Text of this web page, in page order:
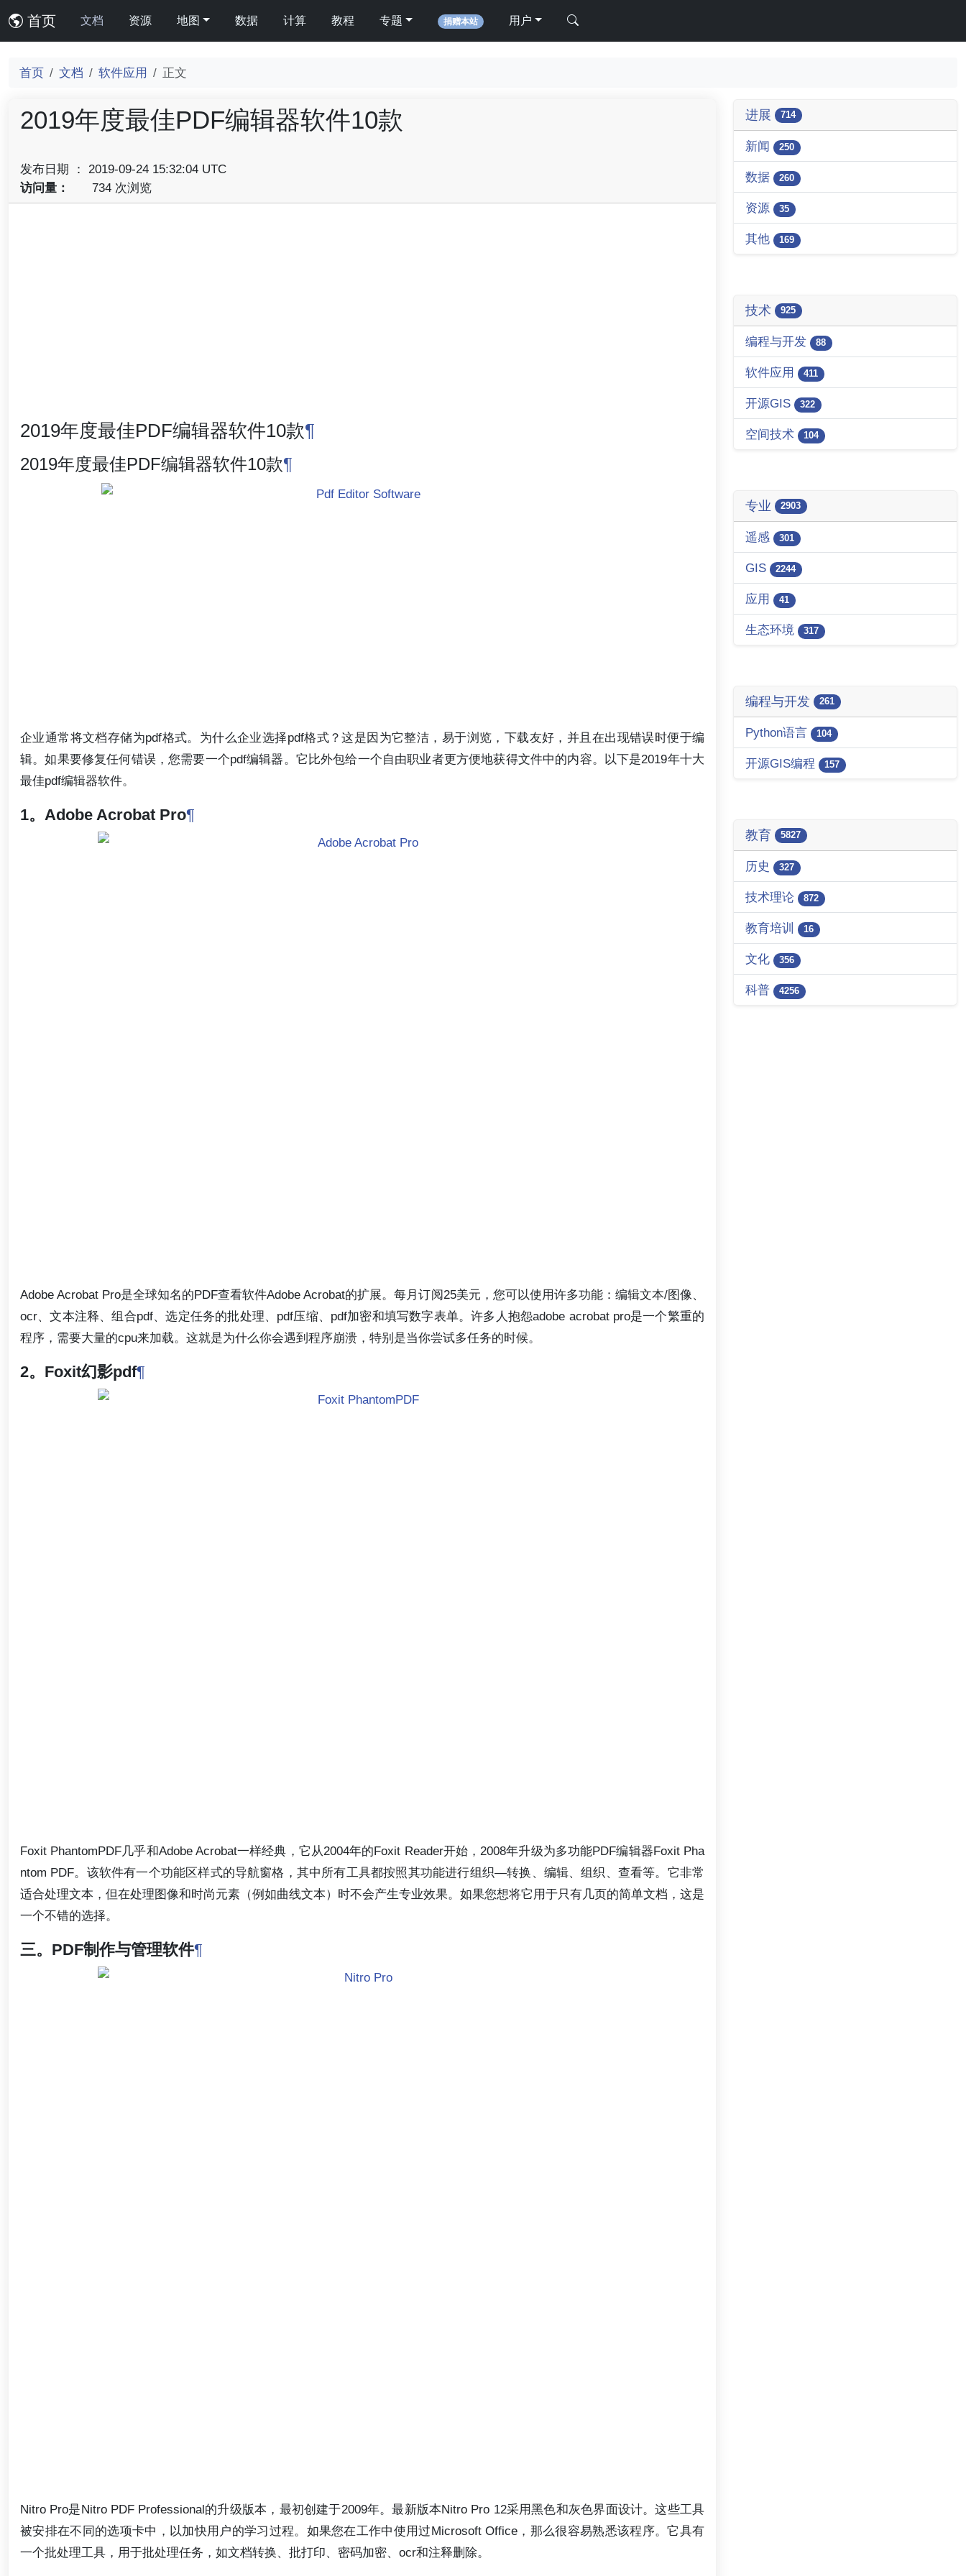
首页 文档 资源 地图 数据 计算 教程 专题 捐赠本站 用户
首页 文档 软件应用 正文
2019年度最佳PDF编辑器软件10款
发布日期 ： 2019-09-24 15:32:04 UTC
访问量：
734 次浏览
2019年度最佳PDF编辑器软件10款¶
2019年度最佳PDF编辑器软件10款¶
企业通常将文档存储为pdf格式。为什么企业选择pdf格式？这是因为它整洁，易于浏览，下载友好，并且在出现错误时便于编
辑。如果要修复任何错误，您需要一个pdf编辑器。它比外包给一个自由职业者更方便地获得文件中的内容。以下是2019年十大
最佳pdf编辑器软件。
1。Adobe Acrobat Pro¶
Adobe Acrobat Pro是全球知名的PDF查看软件Adobe Acrobat的扩展。每月订阅25美元，您可以使用许多功能：编辑文本/图像、
ocr、文本注释、组合pdf、选定任务的批处理、pdf压缩、pdf加密和填写数字表单。许多人抱怨adobe acrobat pro是一个繁重的
程序，需要大量的cpu来加载。这就是为什么你会遇到程序崩溃，特别是当你尝试多任务的时候。
2。Foxit幻影pdf¶
Foxit PhantomPDF几乎和Adobe Acrobat一样经典，它从2004年的Foxit Reader开始，2008年升级为多功能PDF编辑器Foxit Pha
ntom PDF。该软件有一个功能区样式的导航窗格，其中所有工具都按照其功能进行组织—转换、编辑、组织、查看等。它非常
适合处理文本，但在处理图像和时尚元素（例如曲线文本）时不会产生专业效果。如果您想将它用于只有几页的简单文档，这是
一个不错的选择。
三。PDF制作与管理软件¶
Nitro Pro是Nitro PDF Professional的升级版本，最初创建于2009年。最新版本Nitro Pro 12采用黑色和灰色界面设计。这些工具
被安排在不同的选项卡中，以加快用户的学习过程。如果您在工作中使用过Microsoft Office，那么很容易熟悉该程序。它具有
一个批处理工具，用于批处理任务，如文档转换、批打印、密码加密、ocr和注释删除。
进展 714
新闻 250
数据 260
资源 35
其他 169
技术 925
编程与开发 88
软件应用 411
开源GIS 322
空间技术 104
专业 2903
遥感 301
GIS 2244
应用 41
生态环境 317
编程与开发 261
Python语言 104
开源GIS编程 157
教育 5827
历史 327
技术理论 872
教育培训 16
文化 356
科普 4256